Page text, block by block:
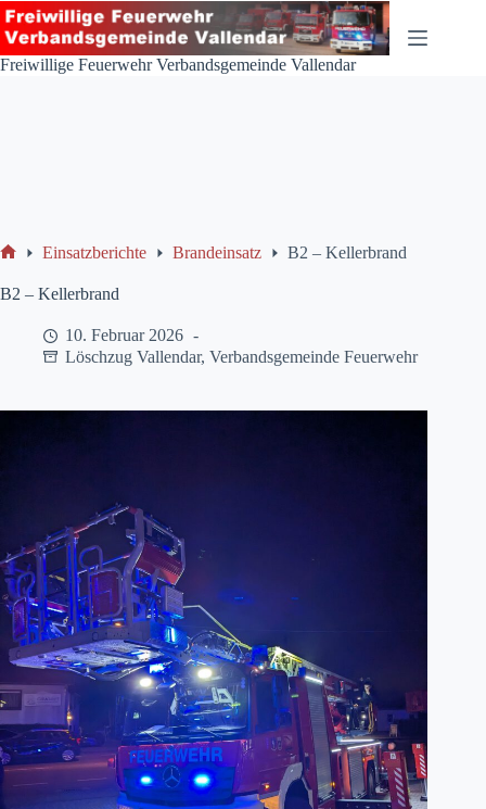
Zum
Inhalt
springen
Freiwillige Feuerwehr Verbandsgemeinde Vallendar
Einsatzberichte Brandeinsatz B2 – Kellerbrand
B2 – Kellerbrand
10. Februar 2026
Löschzug Vallendar, Verbandsgemeinde Feuerwehr